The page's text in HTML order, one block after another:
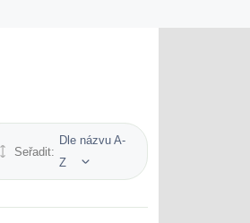
Seřadit:
Dle názvu A-
Z